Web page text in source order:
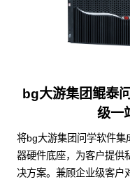
bg大游集团鲲泰
级一
将bg大游集团问学软件
器硬件底座，为客户提供
决方案。兼顾企业级客户